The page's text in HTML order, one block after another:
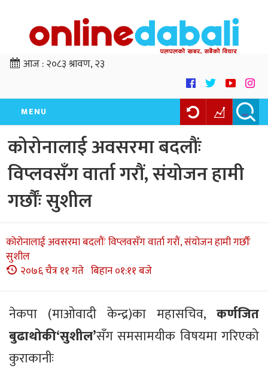
आज :२०८३ श्रावण, २३
MENU
कोरोनालाई अवसरमा बदलौंः
विप्लवसँग वार्ता गरौं, संयोजन हामी
गर्छौंः सुशील
कोरोनालाई अवसरमा बदलौंः विप्लवसँग वार्ता गरौं, संयोजन हामी गर्छौंः
सुशील
२०७६ चैत्र ११ गते बिहान ०१:११ बजे
नेकपा (माओवादी केन्द्र)का महासचिव, कर्णजित
बुढाथोकी‘सुशील’सँग समसामयीक विषयमा गरिएको
कुराकानीः